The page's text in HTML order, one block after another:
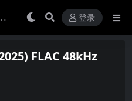
登录
FLAC 48kHz